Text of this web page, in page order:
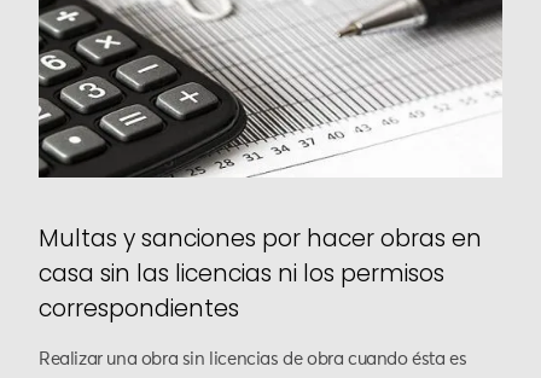
Multas y sanciones por hacer obras en
casa sin las licencias ni los permisos
correspondientes
Realizar una obra sin licencias de obra cuando ésta es